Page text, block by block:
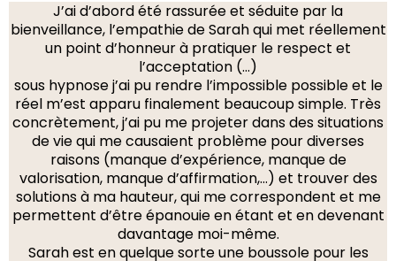
J’ai d’abord été rassurée et séduite par la
bienveillance, l’empathie de Sarah qui met réellement
un point d’honneur à pratiquer le respect et
l’acceptation (…)
sous hypnose j’ai pu rendre l’impossible possible et le
réel m’est apparu finalement beaucoup simple. Très
concrètement, j’ai pu me projeter dans des situations
de vie qui me causaient problème pour diverses
raisons (manque d’expérience, manque de
valorisation, manque d’affirmation,…) et trouver des
solutions à ma hauteur, qui me correspondent et me
permettent d’être épanouie en étant et en devenant
davantage moi-même.
Sarah est en quelque sorte une boussole pour les